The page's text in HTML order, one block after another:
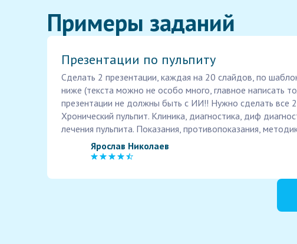
Примеры заданий
Презентации по пульпиту
Сделать 2 презентации, каждая на 20 слайдов, по
ниже (текста можно не особо много, главное написать
презентации не должны быть с ИИ!! Нужно сделать все
Хронический пульпит. Клиника, диагностика, диф
лечения пульпита. Показания, противопоказания,
Ярослав Николаев